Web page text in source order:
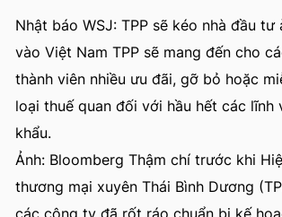
Nhật báo WSJ: TPP sẽ kéo nhà đầu
vào Việt Nam TPP sẽ mang đến cho
thành viên nhiều ưu đãi, gỡ bỏ hoặc
loại thuế quan đối với hầu hết các lĩnh
khẩu.
Ảnh: Bloomberg Thậm chí trước khi
thương mại xuyên Thái Bình Dương
các công ty đã rốt ráo chuẩn bị kế